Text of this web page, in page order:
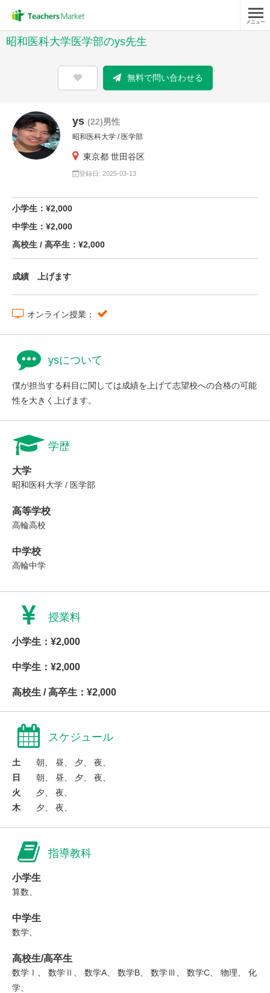
メニュー
昭和医科大学医学部のys先生
無料で問い合わせる
ys (22)男性
昭和医科大学 / 医学部
東京都 世田谷区
登録日: 2025-03-13
小学生：¥2,000
中学生：¥2,000
高校生 / 高卒生：¥2,000
成績 上げます
オンライン授業：
ysについて
僕が担当する科目に関しては成績を上げて志望校への合格の可能
性を大きく上げます。
学歴
大学
昭和医科大学 / 医学部
高等学校
高輪高校
中学校
高輪中学
授業料
小学生：¥2,000
中学生：¥2,000
高校生 / 高卒生：¥2,000
スケジュール
土
朝、 昼、 夕、 夜、
日
朝、 昼、 夕、 夜、
火
夕、 夜、
木
夕、 夜、
指導教科
小学生
算数、
中学生
数学、
高校生/高卒生
数学Ⅰ、 数学Ⅱ、 数学A、 数学B、 数学Ⅲ、 数学C、 物理、 化
学、